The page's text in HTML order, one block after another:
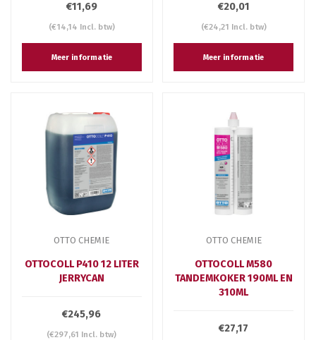
€11,69
(€14,14 Incl. btw)
Meer informatie
€20,01
(€24,21 Incl. btw)
Meer informatie
OTTO CHEMIE
OTTOCOLL P410 12 LITER
JERRYCAN
€245,96
(€297,61 Incl. btw)
OTTO CHEMIE
OTTOCOLL M580
TANDEMKOKER 190ML EN
310ML
€27,17